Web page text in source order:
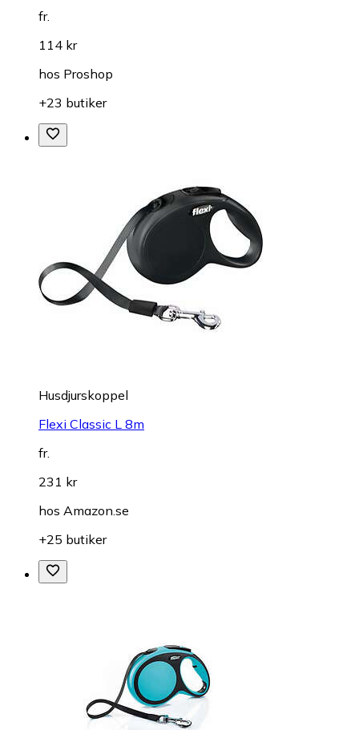
fr.
114 kr
hos Proshop
+23 butiker
Husdjurskoppel
Flexi Classic L 8m
fr.
231 kr
hos Amazon.se
+25 butiker